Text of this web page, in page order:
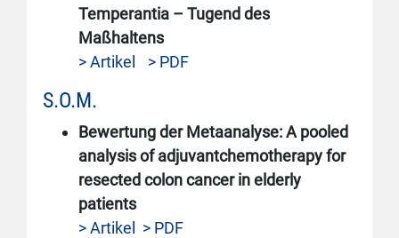
Temperantia – Tugend des
Maßhaltens
> Artikel
> PDF
S.O.M.
Bewertung der Metaanalyse: A pooled
analysis of adjuvantchemotherapy for
resected colon cancer in elderly
patients
> Artikel
> PDF